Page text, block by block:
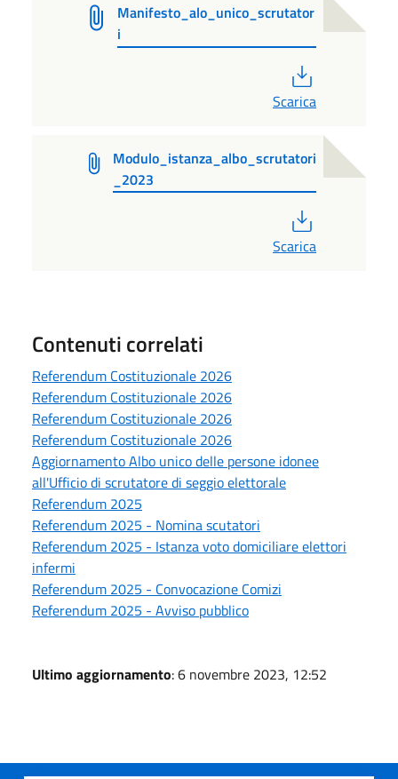
Manifesto_alo_unico_scrutator
i
Scarica
Modulo_istanza_albo_scrutatori
_2023
Scarica
Contenuti correlati
Referendum Costituzionale 2026
Referendum Costituzionale 2026
Referendum Costituzionale 2026
Referendum Costituzionale 2026
Aggiornamento Albo unico delle persone idonee
all'Ufficio di scrutatore di seggio elettorale
Referendum 2025
Referendum 2025 - Nomina scutatori
Referendum 2025 - Istanza voto domiciliare elettori
infermi
Referendum 2025 - Convocazione Comizi
Referendum 2025 - Avviso pubblico
Ultimo aggiornamento: 6 novembre 2023, 12:52